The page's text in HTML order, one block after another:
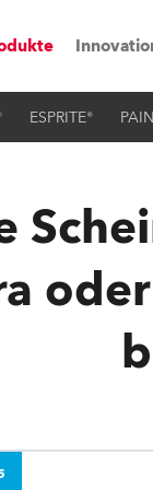
Generation)
ESPRITE®